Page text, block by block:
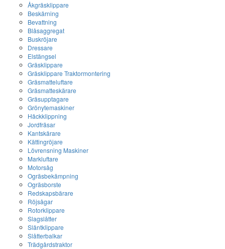
Åkgräsklippare
Beskärning
Bevattning
Blåsaggregat
Buskröjare
Dressare
Elstängsel
Gräsklippare
Gräsklippare Traktormontering
Gräsmatteluftare
Gräsmatteskärare
Gräsupptagare
Grönytemaskiner
Häckklippning
Jordfräsar
Kantskärare
Kättingröjare
Lövrensning Maskiner
Markluftare
Motorsåg
Ogräsbekämpning
Ogräsborste
Redskapsbärare
Röjsågar
Rotorklippare
Slagslåtter
Släntklippare
Slåtterbalkar
Trädgårdstraktor